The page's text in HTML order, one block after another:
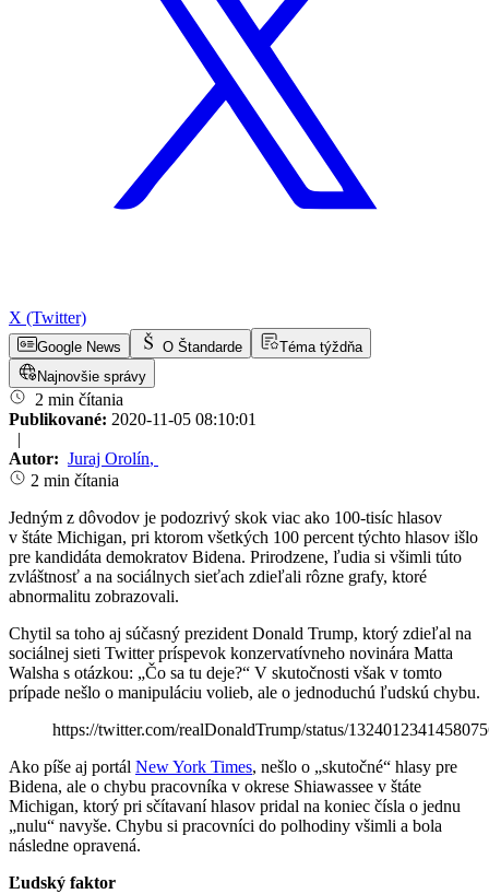
X (Twitter)
Google News O Štandarde
Téma týždňa
Najnovšie správy
2 min čítania
Publikované: 2020-11-05 08:10:01
|
Autor: Juraj Orolín,
2 min čítania
Jedným z dôvodov je podozrivý skok viac ako 100-tisíc hlasov
v štáte Michigan, pri ktorom všetkých 100 percent týchto hlasov išlo
pre kandidáta demokratov Bidena. Prirodzene, ľudia si všimli túto
zvláštnosť a na sociálnych sieťach zdieľali rôzne grafy, ktoré
abnormalitu zobrazovali.
Chytil sa toho aj súčasný prezident Donald Trump, ktorý zdieľal na
sociálnej sieti Twitter príspevok konzervatívneho novinára Matta
Walsha s otázkou: „Čo sa tu deje?“ V skutočnosti však v tomto
prípade nešlo o manipuláciu volieb, ale o jednoduchú ľudskú chybu.
https://twitter.com/realDonaldTrump/status/
Ako píše aj portál New York Times, nešlo o „skutočné“ hlasy pre
Bidena, ale o chybu pracovníka v okrese Shiawassee v štáte
Michigan, ktorý pri sčítavaní hlasov pridal na koniec čísla o jednu
„nulu“ navyše. Chybu si pracovníci do polhodiny všimli a bola
následne opravená.
Ľudský faktor